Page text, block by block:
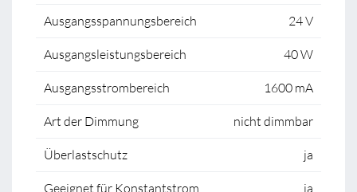
Ausgangsspannungsbereich 24 V
Ausgangsleistungsbereich 40 W
Ausgangsstrombereich 1600 mA
Art der Dimmung nicht dimmbar
Überlastschutz ja
Geeignet für Konstantstrom ja